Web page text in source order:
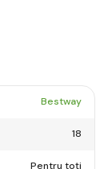
Bestway
18
Pentru toți